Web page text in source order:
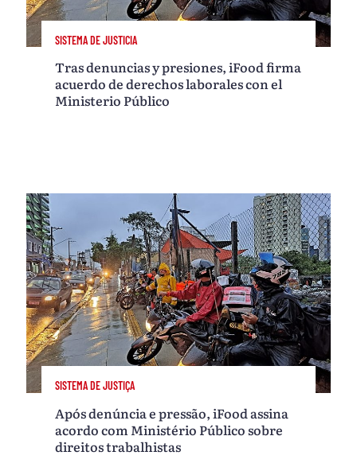
SISTEMA DE JUSTICIA
Tras denuncias y presiones, iFood firma
acuerdo de derechos laborales con el
Ministerio Público
SISTEMA DE JUSTIÇA
Após denúncia e pressão, iFood assina
acordo com Ministério Público sobre
direitos trabalhistas